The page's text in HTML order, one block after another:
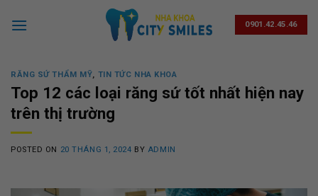
0901.42.45.46
RĂNG SỨ THẨM MỸ, TIN TỨC NHA KHOA
Top 12 các loại răng sứ tốt nhất hiện nay
trên thị trường
POSTED ON 20 THÁNG 1, 2024 BY ADMIN